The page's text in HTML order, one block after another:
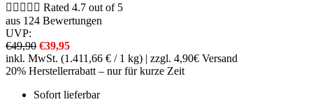
     Rated 4.7 out of 5
aus 124 Bewertungen
UVP:
€49,90 €39,95
inkl. MwSt. (1.411,66 € / 1 kg) | zzgl. 4,90€ Versand
20% Herstellerrabatt – nur für kurze Zeit
Sofort lieferbar